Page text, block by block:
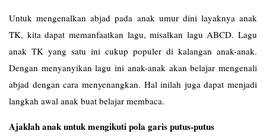
Untuk mengenalkan abjad pada anak umur dini layaknya anak
TK, kita dapat memanfaatkan lagu, misalkan lagu ABCD. Lagu
anak TK yang satu ini cukup populer di kalangan anak-anak.
Dengan menyanyikan lagu ini anak-anak akan belajar mengenali
abjad dengan cara menyenangkan. Hal inilah juga dapat menjadi
langkah awal anak buat belajar membaca.
Ajaklah anak untuk mengikuti pola garis putus-putus